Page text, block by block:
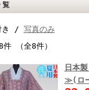
覧
き / 写真のみ
件 （全8件）
日本
≫(ロ